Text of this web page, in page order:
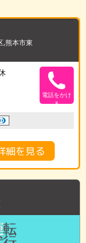
,熊本市東
電話をかけ
る
細を見る